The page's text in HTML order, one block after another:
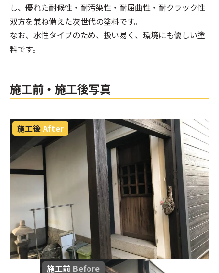
し、優れた耐候性・耐汚染性・耐屈曲性・耐クラック性
双方を兼ね備えた次世代の塗料です。
なお、水性タイプのため、扱い易く、環境にも優しい塗
料です。
施工前・施工後写真
施工前 Before
施工後 After